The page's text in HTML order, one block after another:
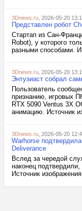
3Dnews.ru , 2026-05-20
Представлен робот
Стартап из Сан-
Robot), у которого
разными способами.
3Dnews.ru , 2026-05-20
Энтузиаст собрал
Пользователь
признанию, игровых
RTX 5090 Ventus 3X
анимацию. Источник
3Dnews.ru , 2026-05-20
Warhorse
Deliverance
Вслед за чередой
наконец
Источник